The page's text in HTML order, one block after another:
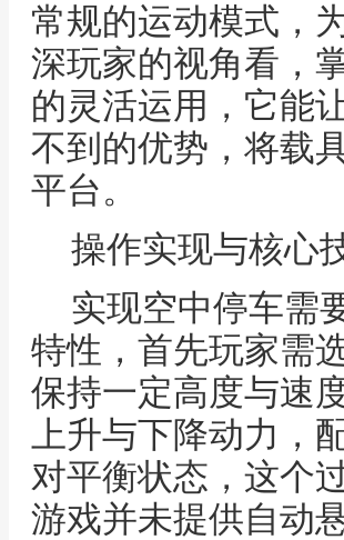
常规的运动模式，
深玩家的视角看，
的灵活运用，它能
不到的优势，将载
平台。
操作实现与核心
实现空中停车需
特性，首先玩家需
保持一定高度与速
上升与下降动力，
对平衡状态，这个
游戏并未提供自动